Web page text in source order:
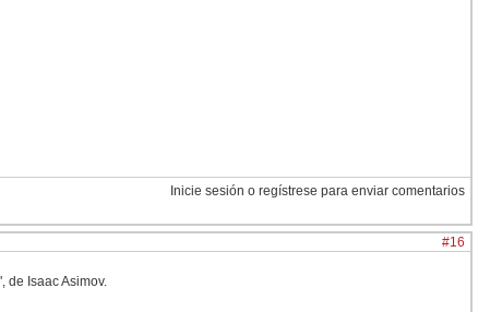
Inicie sesión o regístrese para enviar comentarios
#16
de Isaac Asimov.